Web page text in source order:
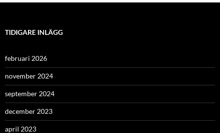
TIDIGARE INLÄGG
februari 2026
november 2024
september 2024
december 2023
april 2023